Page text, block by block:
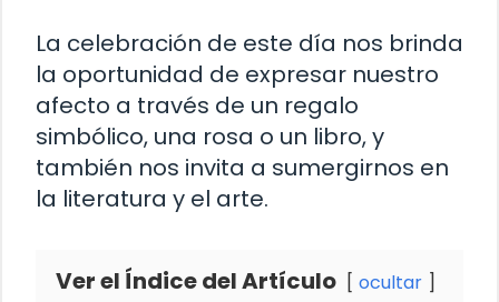
La celebración de este día nos brinda
la oportunidad de expresar nuestro
afecto a través de un regalo
simbólico, una rosa o un libro, y
también nos invita a sumergirnos en
la literatura y el arte.
Ver el Índice del Artículo ocultar